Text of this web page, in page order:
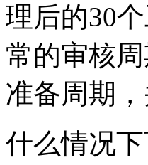
理后的30
常的审核
准备周期
什么情况